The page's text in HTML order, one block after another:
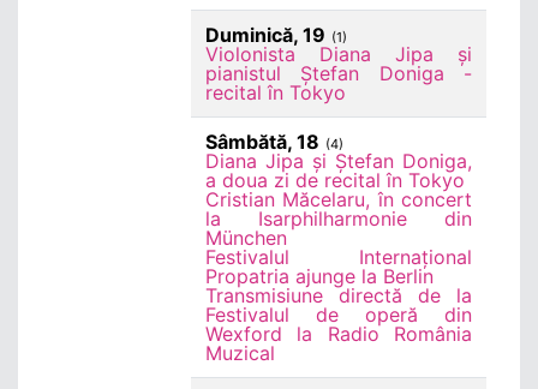
Duminică, 19 (1)
Violonista Diana Jipa și
pianistul Ștefan Doniga -
recital în Tokyo
Sâmbătă, 18 (4)
Diana Jipa și Ștefan Doniga,
a doua zi de recital în Tokyo
Cristian Măcelaru, în concert
la Isarphilharmonie din
München
Festivalul Internațional
Propatria ajunge la Berlin
Transmisiune directă de la
Festivalul de operă din
Wexford la Radio România
Muzical